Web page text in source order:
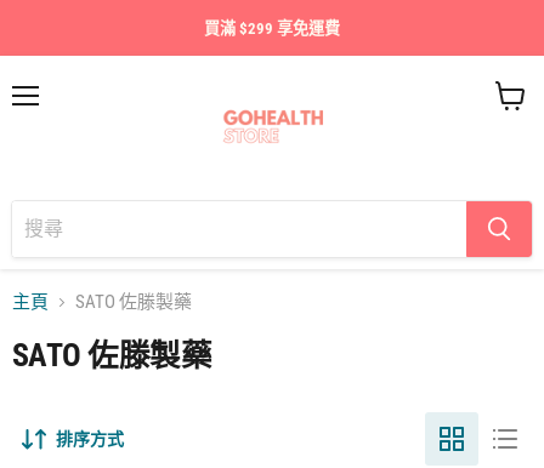
買滿 $299 享免運費
車
主頁 SATO 佐滕製藥
SATO 佐滕製藥
排序方式